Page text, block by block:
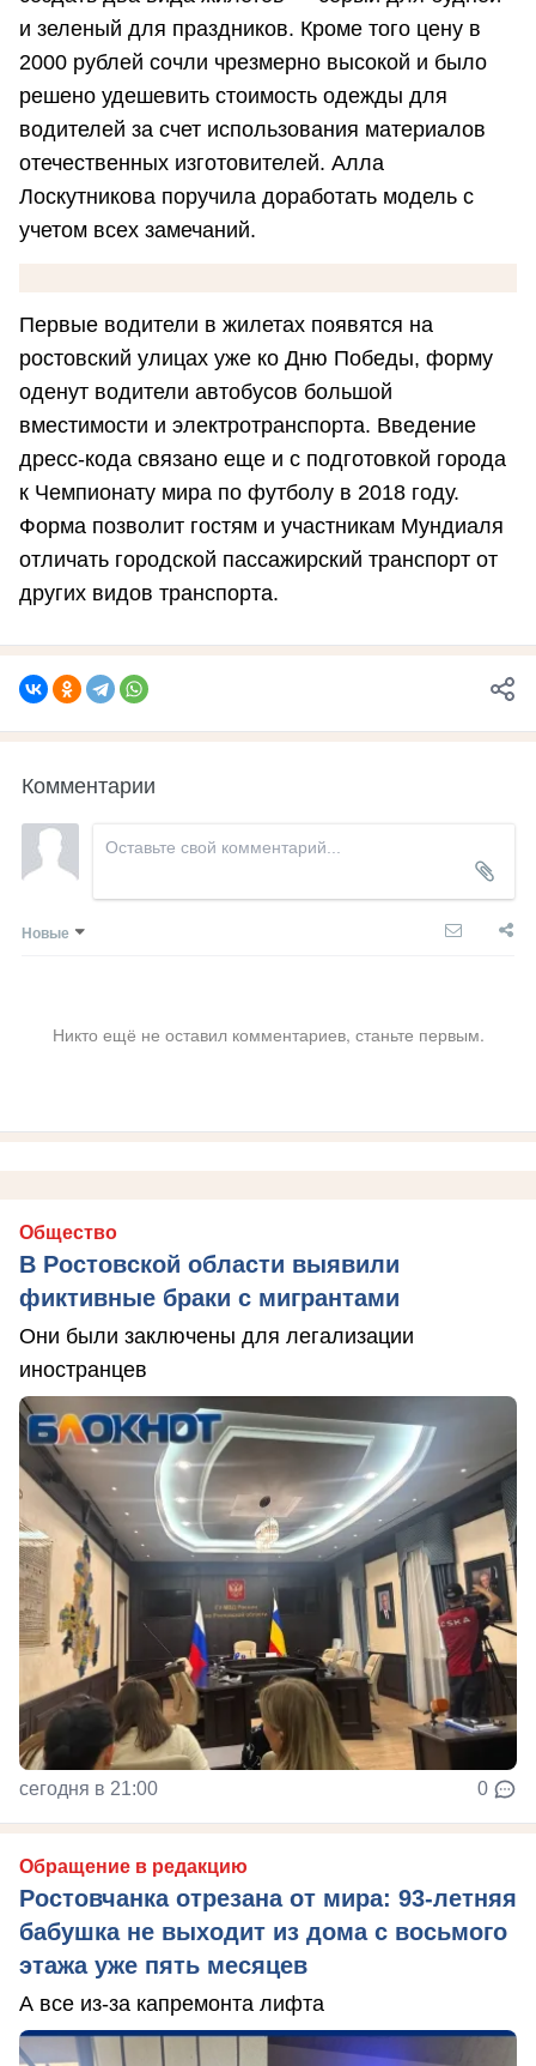
и зеленый для праздников. Кроме того цену в
2000 рублей сочли чрезмерно высокой и было
решено удешевить стоимость одежды для
водителей за счет использования материалов
отечественных изготовителей. Алла
Лоскутникова поручила доработать модель с
учетом всех замечаний.
Первые водители в жилетах появятся на
ростовский улицах уже ко Дню Победы, форму
оденут водители автобусов большой
вместимости и электротранспорта. Введение
дресс-кода связано еще и с подготовкой города
к Чемпионату мира по футболу в 2018 году.
Форма позволит гостям и участникам Мундиаля
отличать городской пассажирский транспорт от
других видов транспорта.
Комментарии
Новые
Никто ещё не оставил комментариев, станьте первым.
Общество
В Ростовской области выявили
фиктивные браки с мигрантами
Они были заключены для легализации
иностранцев
сегодня в 21:00 0
Обращение в редакцию
Ростовчанка отрезана от мира: 93-летняя
бабушка не выходит из дома с восьмого
этажа уже пять месяцев
А все из-за капремонта лифта